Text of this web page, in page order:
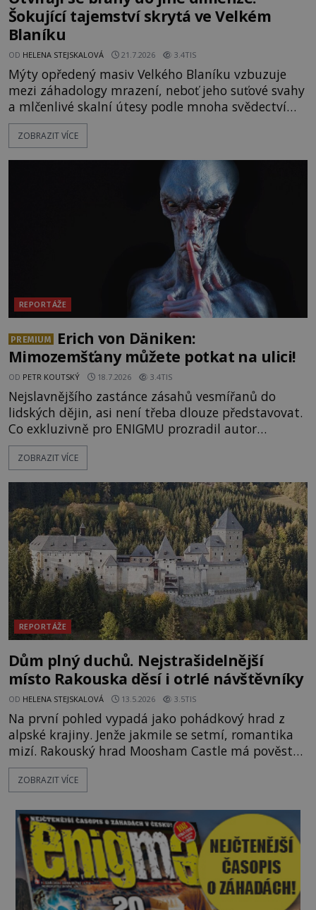
Šokující tajemství skrytá ve Velkém
Blaníku
OD HELENA STEJSKALOVÁ 21.7.2026 3.4TIS
Mýty opředený masiv Velkého Blaníku vzbuzuje
mezi záhadology mrazení, neboť jeho suťové svahy
a mlčenlivé skalní útesy podle mnoha svědectví
fungují jako anomální zóny, kde selhává lidské
vnímání času i prostoru. Geologické anomálie hory
badatelé zde odkrývají indicie, které propojují
prastaré pohanské kulty, keltské svatyně a zprávy
ZOBRAZIT VÍCE
REPORTÁŽE
PREMIUM
Erich von Däniken:
Mimozemšťany můžete potkat na ulici!
OD PETR KOUTSKÝ 18.7.2026 3.4TIS
Nejslavnějšího zastánce zásahů vesmířanů do
lidských dějin, asi není třeba dlouze představovat.
Co exkluzivně pro ENIGMU prozradil autor
Vzpomínek na budoucnost, švýcarský badatel
Erich von Däniken? Orbitální stanice Viking 1
je umělá družice od povrchu Marsu vzdálena asi
1873 kilometrů, nachá
ZOBRAZIT VÍCE
REPORTÁŽE
Dům plný duchů. Nejstrašidelnější
místo Rakouska děsí i otrlé návštěvníky
OD HELENA STEJSKALOVÁ 13.5.2026 3.5TIS
Na první pohled vypadá jako pohádkový hrad z
alpské krajiny. Jenže jakmile se setmí, romantika
mizí. Rakouský hrad Moosham Castle má pověst
nejděsivějšího domu v celé zemi. Lidé tu údajně
slyší kroky v prázdných chodbách, šeptání ze zdí i
temná minulost mohla zanechat něco, co se
dodnes nepodařilo vysvětlit. Kamenný hrad stojí v
horách Salcburska u
ZOBRAZIT VÍCE